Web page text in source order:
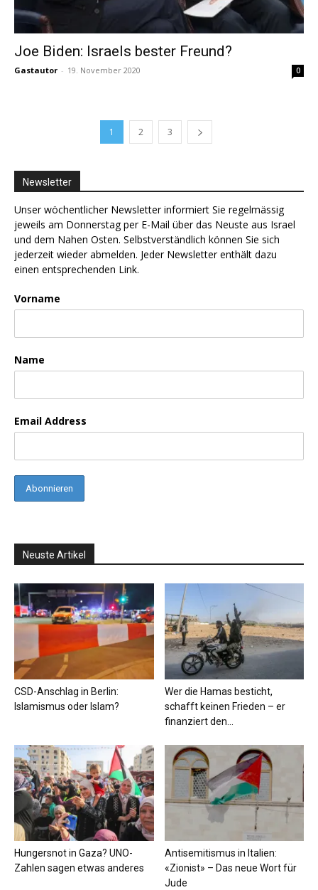
Joe Biden: Israels bester Freund?
Gastautor - 19. November 2020 0
1 2 3
Newsletter
Unser wöchentlicher Newsletter informiert Sie regelmässig
jeweils am Donnerstag per E-Mail über das Neuste aus Israel
und dem Nahen Osten. Selbstverständlich können Sie sich
jederzeit wieder abmelden. Jeder Newsletter enthält dazu
einen entsprechenden Link.
Vorname
Name
Email Address
Neuste Artikel
CSD-Anschlag in Berlin:
Islamismus oder Islam?
Wer die Hamas besticht,
schafft keinen Frieden – er
finanziert den...
Hungersnot in Gaza? UNO-
Zahlen sagen etwas anderes
Antisemitismus in Italien:
«Zionist» – Das neue Wort für
Jude